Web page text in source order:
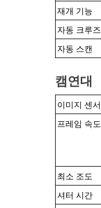
재개 기능
자동 크루즈
자동 스캔
캠 연대
이미지 센서
프레임 속도
최소 조도
셔터 시간